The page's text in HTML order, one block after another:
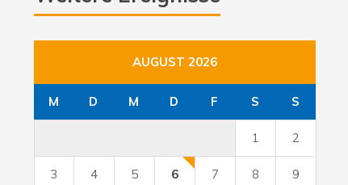
AUGUST 2026
M D M D F S S
1 2
3 4 5 6 7 8 9